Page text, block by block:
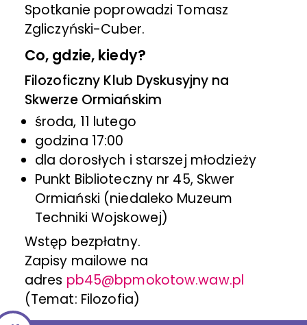
Spotkanie poprowadzi Tomasz
Zgliczyński-Cuber.
Co, gdzie, kiedy?
Filozoficzny Klub Dyskusyjny na
Skwerze Ormiańskim
środa, 11 lutego
godzina 17:00
dla dorosłych i starszej młodzieży
Punkt Biblioteczny nr 45, Skwer
Ormiański (niedaleko Muzeum
Techniki Wojskowej)
Wstęp bezpłatny.
Zapisy mailowe na
adres pb45@bpmokotow.waw.pl
(Temat: Filozofia)